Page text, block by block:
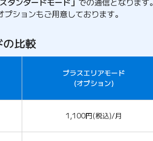
ションもご用意しております。
の比較
プラスエリアモード
(オプション)
1,100円(税込)/月